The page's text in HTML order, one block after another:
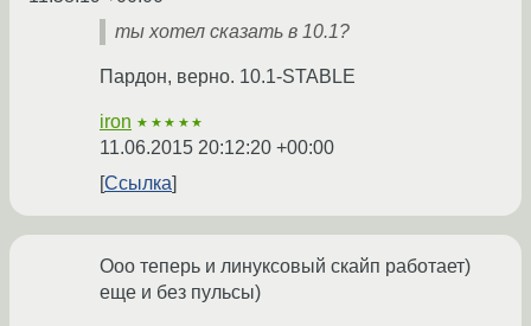
ты хотел сказать в 10.1?
Пардон, верно. 10.1-STABLE
iron ★★★★★
11.06.2015 20:12:20 +00:00
Ссылка
Ооо теперь и линуксовый скайп работает)
еще и без пульсы)